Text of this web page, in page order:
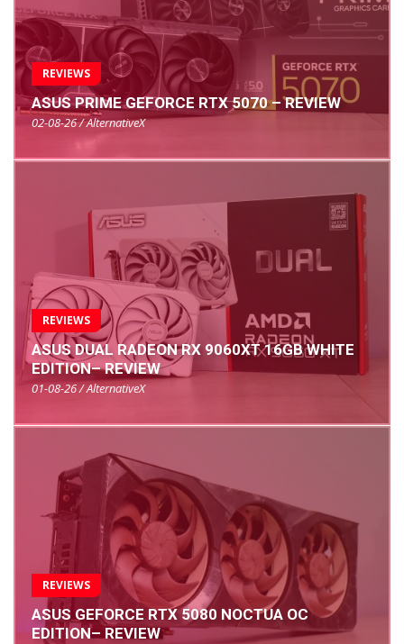
REVIEWS
ASUS PRIME GEFORCE RTX 5070 – REVIEW
02-08-26 / AlternativeX
REVIEWS
ASUS DUAL RADEON RX 9060XT 16GB WHITE
EDITION– REVIEW
01-08-26 / AlternativeX
REVIEWS
ASUS GEFORCE RTX 5080 NOCTUA OC
EDITION– REVIEW